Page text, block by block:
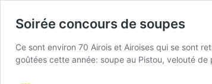
Soirée concours de soupes
Ce sont environ 70 Airois et Airoises qui se sont
goûtées cette année: soupe au Pistou, velouté